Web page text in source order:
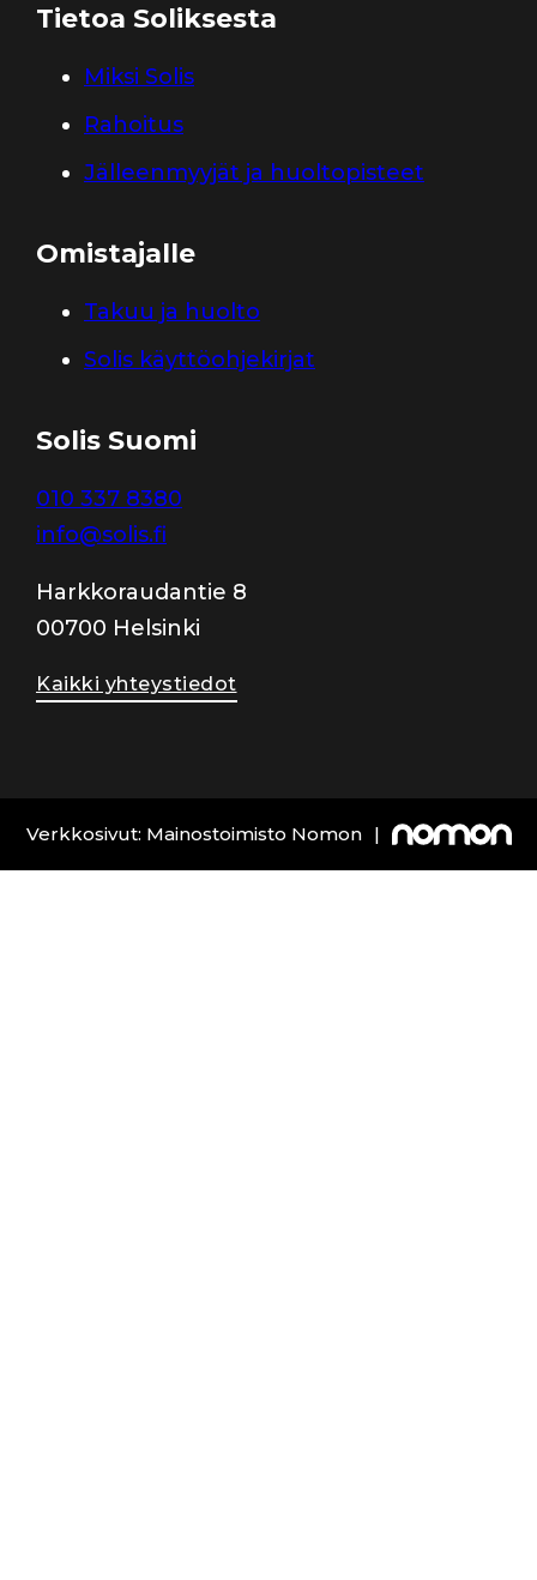
Tietoa Soliksesta
Miksi Solis
Rahoitus
Jälleenmyyjät ja huoltopisteet
Omistajalle
Takuu ja huolto
Solis käyttöohjekirjat
Solis Suomi
010 337 8380
info@solis.fi
Harkkoraudantie 8
00700 Helsinki
Kaikki yhteystiedot
Verkkosivut: Mainostoimisto Nomon |